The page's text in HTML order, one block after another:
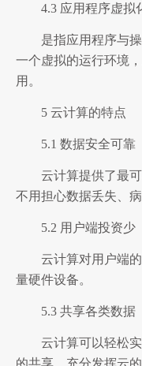
4.3 应用程序虚拟
是指应用程序与
一个虚拟的运行环境
用。
5 云计算的特点
5.1 数据安全可靠
云计算提供了最
不用担心数据丢失、
5.2 用户端投资少
云计算对用户端
量硬件设备。
5.3 共享各类数据
云计算可以轻松
的共享，充分发挥云的